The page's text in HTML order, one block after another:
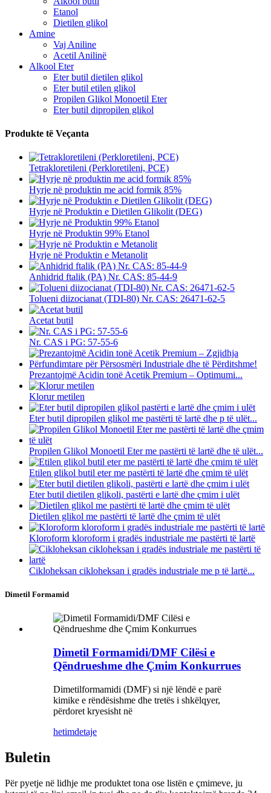
Etanol
Dietilen glikol
Amine
Vaj Aniline
Acetil Anilinë
Alkool Eter
Eter butil dietilen glikol
Eter butil etilen glikol
Propilen Glikol Monoetil Eter
Eter butil dipropilen glikol
Produkte të Veçanta
Tetrakloretileni (Perkloretileni, PCE)
Hyrje në produktin me acid formik 85%
Hyrje në Produktin e Dietilen Glikolit (DEG)
Hyrje në Produktin 99% Etanol
Hyrje në Produktin e Metanolit
Anhidrid ftalik (PA) Nr. CAS: 85-44-9
Tolueni diizocianat (TDI-80) Nr. CAS: 26471-62-5
Acetat butil
Nr. CAS i PG: 57-55-6
Prezantojmë Acidin tonë Acetik Premium – Optimumi...
Klorur metilen
Eter butil dipropilen glikol me pastërti të lartë dhe p të ulët...
Propilen Glikol Monoetil Eter me pastërti të lartë dhe të ulët...
Etilen glikol butil eter me pastërti të lartë dhe çmim të ulët
Eter butil dietilen glikoli, pastërti e lartë dhe çmim i ulët
Dietilen glikol me pastërti të lartë dhe çmim të ulët
Kloroform kloroform i gradës industriale me pastërti të lartë
Cikloheksan cikloheksan i gradës industriale me p të lartë...
Dimetil Formamid
Dimetil Formamidi/DMF Cilësi e
Qëndrueshme dhe Çmim Konkurrues
Dimetilformamidi (DMF) si një lëndë e parë
kimike e rëndësishme dhe tretës i shkëlqyer,
përdoret kryesisht në
hetimdetaje
Buletin
Për pyetje në lidhje me produktet tona ose listën e çmimeve, ju